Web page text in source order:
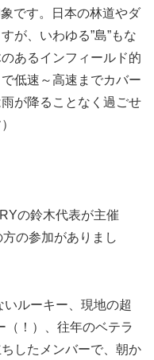
です。日本の林道やダ
が、いわゆる”島”もな
あるインフィールド的
低速～高速までカバー
が降ることなく過ごせ
の鈴木代表が主催
の参加がありまし
ルーキー、現地の超
（！）、往年のベテラ
したメンバーで、朝か